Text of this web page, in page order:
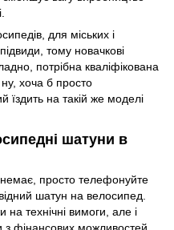
для міських і
тому новачкові
потрібна кваліфікована
хоча б просто
їздить на такій же моделі
шатуни в
просто телефонуйте
шатун на велосипед.
на технічні вимоги, але і